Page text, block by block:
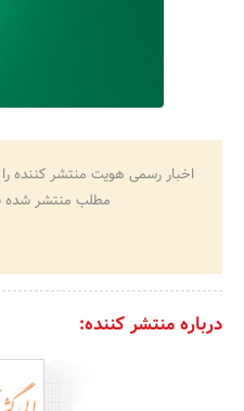
اخبار رسمی هویت منتشر کننده
مطلب منتشر شده
درباره منتشر کننده: